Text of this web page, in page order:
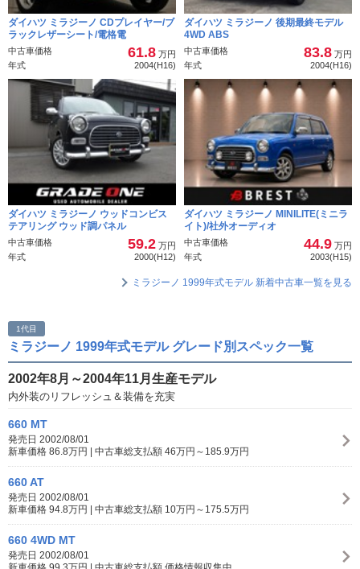
ダイハツ ミラジーノ CDプレイヤー/ブ
ラックレザーシート/電格電
中古車価格 61.8 万円
年式
2004(H16)
ダイハツ ミラジーノ 後期最終モデル
4WD ABS
中古車価格 83.8 万円
年式
2004(H16)
ダイハツ ミラジーノ ウッドコンビス
テアリング ウッド調パネル
中古車価格 59.2 万円
年式
2000(H12)
ダイハツ ミラジーノ MINILITE(ミニラ
イト)/社外オーディオ
中古車価格 44.9 万円
年式
2003(H15)
ミラジーノ 1999年式モデル 新着中古車一覧を見る
1代目
ミラジーノ 1999年式モデル グレード別スペック一覧
2002年8月～2004年11月生産モデル
内外装のリフレッシュ＆装備を充実
660 MT
発売日 2002/08/01
新車価格 86.8万円 | 中古車総支払額 46万円～185.9万円
660 AT
発売日 2002/08/01
新車価格 94.8万円 | 中古車総支払額 10万円～175.5万円
660 4WD MT
発売日 2002/08/01